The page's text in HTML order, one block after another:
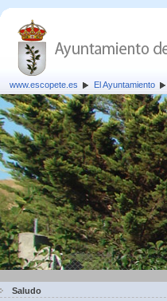
www.escopete.es El Ayuntamiento
Saludo